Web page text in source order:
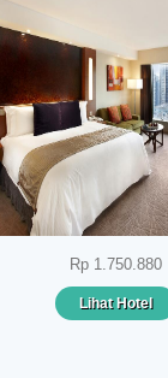
Rp 1.750.880
Lihat Hotel